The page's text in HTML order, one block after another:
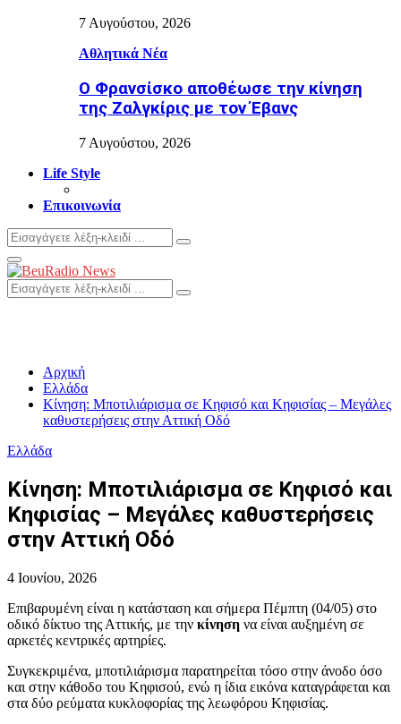
7 Αυγούστου, 2026
Αθλητικά Νέα
Ο Φρανσίσκο αποθέωσε την κίνηση
της Ζαλγκίρις με τον Έβανς
7 Αυγούστου, 2026
Life Style
Επικοινωνία
Search
for:
Search
Primary
Menu
Search
for:
Search
Αρχική
Ελλάδα
Κίνηση: Μποτιλιάρισμα σε Κηφισό και Κηφισίας – Μεγάλες
καθυστερήσεις στην Αττική Οδό
Ελλάδα
Κίνηση: Μποτιλιάρισμα σε Κηφισό και
Κηφισίας – Μεγάλες καθυστερήσεις
στην Αττική Οδό
4 Ιουνίου, 2026
Επιβαρυμένη είναι η κατάσταση και σήμερα Πέμπτη (04/05) στο
οδικό δίκτυο της Αττικής, με την κίνηση να είναι αυξημένη σε
αρκετές κεντρικές αρτηρίες.
Συγκεκριμένα, μποτιλιάρισμα παρατηρείται τόσο στην άνοδο όσο
και στην κάθοδο του Κηφισού, ενώ η ίδια εικόνα καταγράφεται και
στα δύο ρεύματα κυκλοφορίας της λεωφόρου Κηφισίας.